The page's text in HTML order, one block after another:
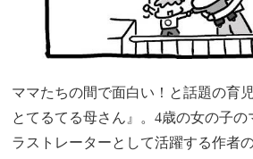
ママたちの間で面白い！と話題の育
とてるてる母さん』。4歳の女の子の
ラストレーターとして活躍する作者